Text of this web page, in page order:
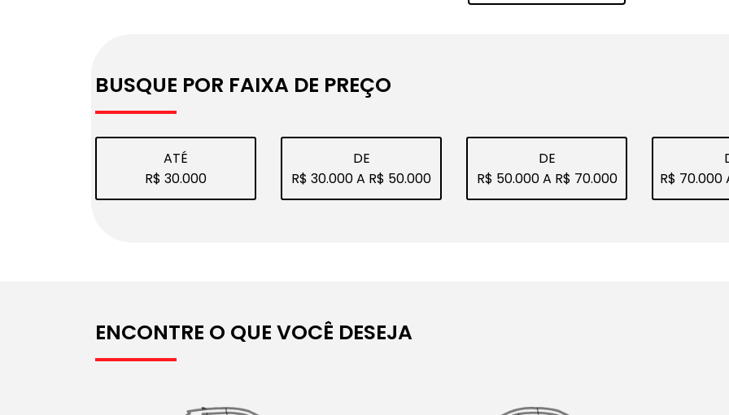
BUSQUE POR FAIXA DE PREÇO
ATÉ
R$ 30.000
DE
R$ 30.000 A R$ 50.000
DE
R$ 50.000 A R$ 70.000
R$ 70.000
ENCONTRE O QUE VOCÊ DESEJA